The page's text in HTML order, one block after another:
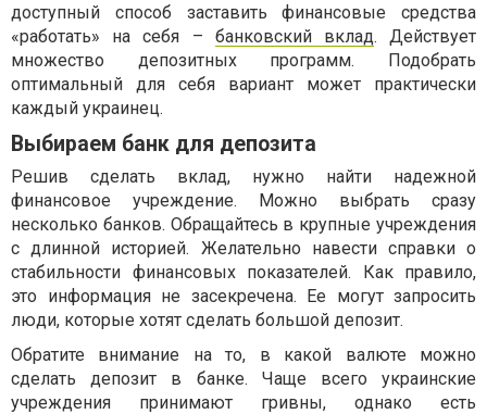
доступный способ заставить финансовые средства
«работать» на себя – банковский вклад. Действует
множество депозитных программ. Подобрать
оптимальный для себя вариант может практически
каждый украинец.
Выбираем банк для депозита
Решив сделать вклад, нужно найти надежной
финансовое учреждение. Можно выбрать сразу
несколько банков. Обращайтесь в крупные учреждения
с длинной историей. Желательно навести справки о
стабильности финансовых показателей. Как правило,
это информация не засекречена. Ее могут запросить
люди, которые хотят сделать большой депозит.
Обратите внимание на то, в какой валюте можно
сделать депозит в банке. Чаще всего украинские
учреждения принимают гривны, однако есть